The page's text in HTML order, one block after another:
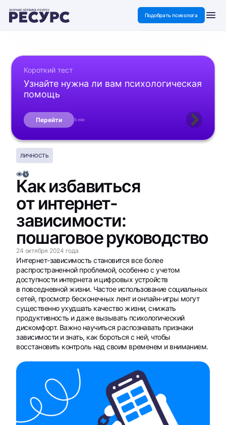
ЖУРНАЛ СЕРВИСА PSYPSY
Подобрать психолога
Короткий тест
Узнайте нужна ли вам психологическая
помощь
Перейти 5 min
ЛИЧНОСТЬ
Как избавиться
от интернет-
зависимости:
пошаговое руководство
24 октября 2024 года
Интернет-зависимость становится все более
распространенной проблемой, особенно с учетом
доступности интернета и цифровых устройств
в повседневной жизни. Частое использование социальных
сетей, просмотр бесконечных лент и онлайн-игры могут
существенно ухудшать качество жизни, снижать
продуктивность и даже вызывать психологический
дискомфорт. Важно научиться распознавать признаки
зависимости и знать, как бороться с ней, чтобы
восстановить контроль над своим временем и вниманием.